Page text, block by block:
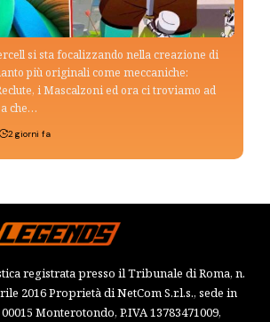
si sta focalizzando nella creazione di
più originali come meccaniche:
i Mascalzoni ed ora ci troviamo ad
che…
2 giorni fa
registrata presso il Tribunale di Roma, n.
2016 Proprietà di NetCom S.r.l.s., sede in
Monterotondo, P.IVA 13783471009,